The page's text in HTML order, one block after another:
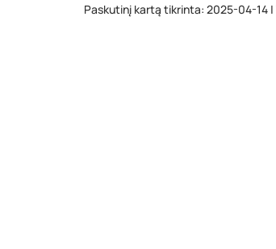
Paskutinį kartą tikrinta: 2025-04-14 |